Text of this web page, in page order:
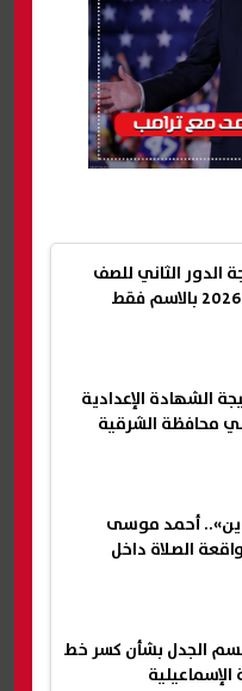
الدور الثاني للصف
الشهادة الإعدادية
أحمد موسى
الصلاة داخل
الجدل بشأن كسر خط